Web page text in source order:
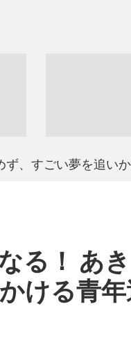
ず、すごい夢を追い
る！ あき
ける青年